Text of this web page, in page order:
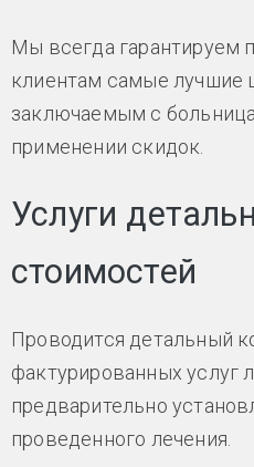
Мы всегда гарантируем
клиентам самые лучшие
заключаемым с
применении скидок.
Услуги
стоимостей
Проводится детальный
фактурированных услуг
предварительно
проведенного лечения.